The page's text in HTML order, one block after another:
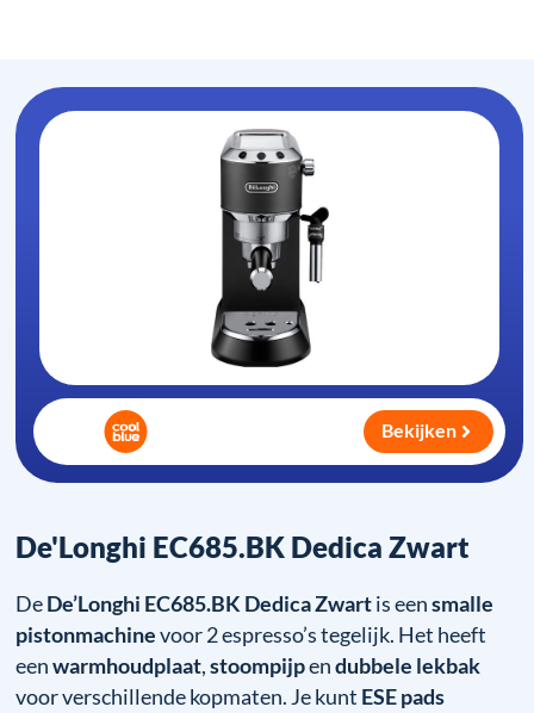
De'Longhi EC685.BK Dedica Zwart
DeDe’Longhi EC685.BK Dedica Zwartis eensmalle
pistonmachinevoor 2 espresso’s tegelijk. Het heeft
eenwarmhoudplaat,stoompijpendubbele lekbak
voor verschillende kopmaten. Je kunt ESE pads
Bekijken